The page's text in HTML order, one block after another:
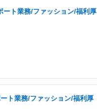
ート業務/ファッション/福利厚
ト業務/ファッション/福利厚